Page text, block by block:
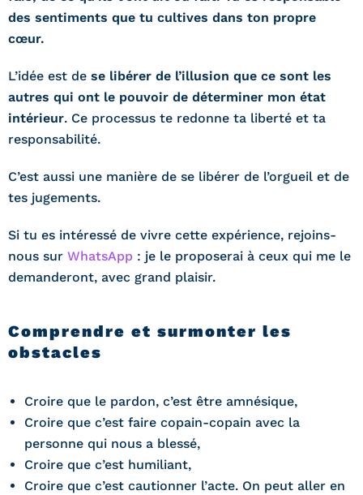
des sentiments que tu cultives dans ton propre
cœur.
L’idée est de se libérer de l’illusion que ce sont les
autres qui ont le pouvoir de déterminer mon état
intérieur. Ce processus te redonne ta liberté et ta
responsabilité.
C’est aussi une manière de se libérer de l’orgueil et de
tes jugements.
Si tu es intéressé de vivre cette expérience, rejoins-
nous sur WhatsApp : je le proposerai à ceux qui me le
demanderont, avec grand plaisir.
Comprendre et surmonter les
obstacles
Croire que le pardon, c’est être amnésique,
Croire que c’est faire copain-copain avec la
personne qui nous a blessé,
Croire que c’est humiliant,
Croire que c’est cautionner l’acte. On peut aller en